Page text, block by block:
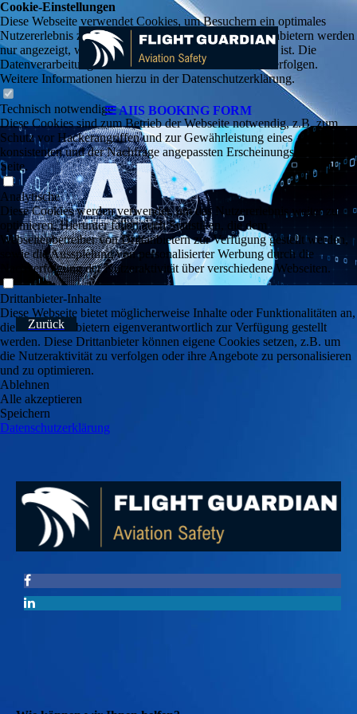
AIIS BOOKING FORM
Zurück
Cookie-Einstellungen
Diese Webseite verwendet Cookies, um Besuchern ein optimales
Nutzererlebnis zu bieten. Bestimmte Inhalte von Drittanbietern werden
nur angezeigt, wenn die entsprechende Option aktiviert ist. Die
Datenverarbeitung kann dann auch in einem Drittland erfolgen.
Weitere Informationen hierzu in der Datenschutzerklärung.
Technisch notwendige
Diese Cookies sind zum Betrieb der Webseite notwendig, z.B. zum
Schutz vor Hackerangriffen und zur Gewährleistung eines
konsistenten und der Nachfrage angepassten Erscheinungsbilds der
Seite.
Analytische
Diese Cookies werden verwendet, um das Nutzererlebnis weiter zu
optimieren. Hierunter fallen auch Statistiken, die dem
Webseitenbetreiber von Drittanbietern zur Verfügung gestellt werden,
sowie die Ausspielung von personalisierter Werbung durch die
Nachverfolgung der Nutzeraktivität über verschiedene Webseiten.
Drittanbieter-Inhalte
Diese Webseite bietet möglicherweise Inhalte oder Funktionalitäten an,
die von Drittanbietern eigenverantwortlich zur Verfügung gestellt
werden. Diese Drittanbieter können eigene Cookies setzen, z.B. um
die Nutzeraktivität zu verfolgen oder ihre Angebote zu personalisieren
und zu optimieren.
Ablehnen
Alle akzeptieren
Speichern
Datenschutzerklärung